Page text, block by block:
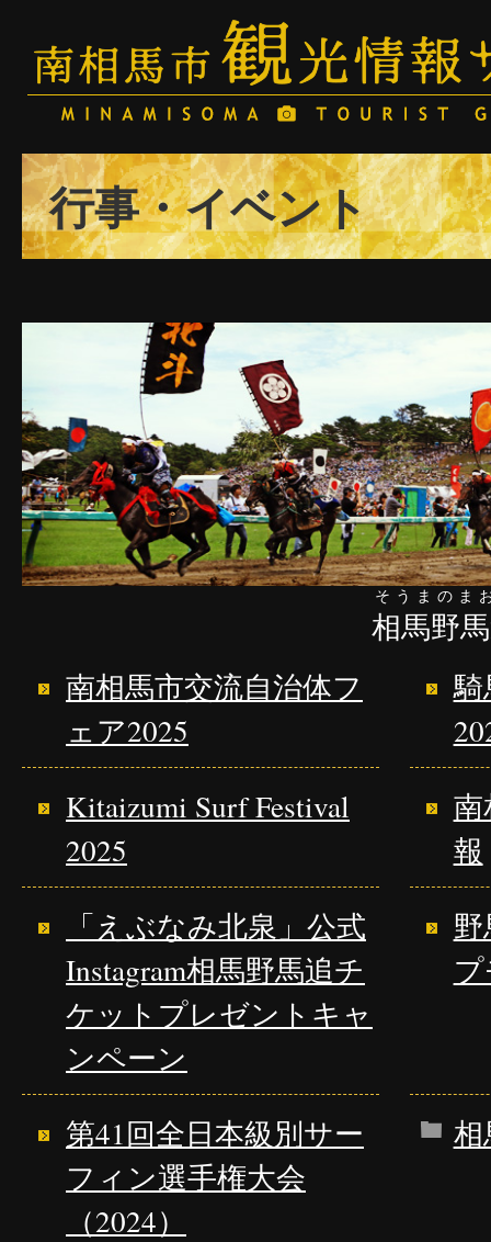
行事・イベント
相馬野
そうまのま
南相馬市交流自治体フ
ェア2025
Kitaizumi Surf Festival
2025
報
「えぶなみ北泉」公式
Instagram相馬野馬追チ
ケットプレゼントキャ
ンペーン
第41回全日本級別サー
フィン選手権大会
（2024）
相